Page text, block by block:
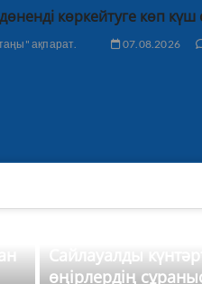
көркейтуге көп күш
ақпарат. 07.08.2026
Сайлауалды
өңірлердің